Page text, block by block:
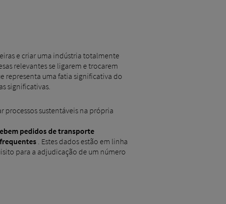
e criar uma indústria totalmente
relevantes se ligarem e trocarem
representa uma fatia significativa do
significativas.
sustentáveis ​​na própria
pedidos de transporte
. Estes dados estão em linha
para a adjudicação de um número